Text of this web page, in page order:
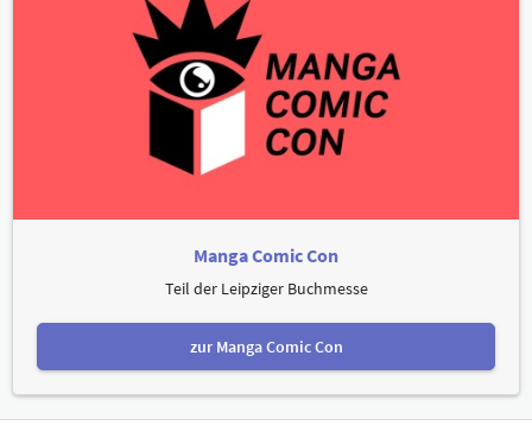
Manga Comic Con
Teil der Leipziger Buchmesse
zur Manga Comic Con